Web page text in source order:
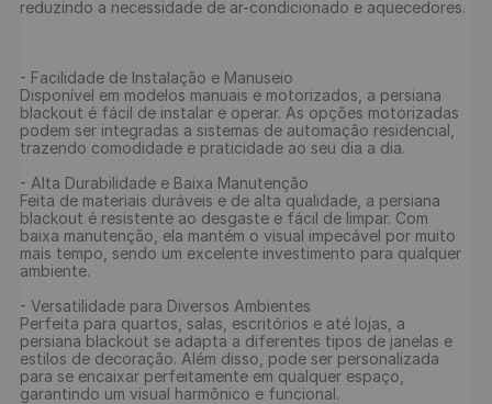
reduzindo a necessidade de ar-condicionado e aquecedores.
- Facilidade de Instalação e Manuseio
Disponível em modelos manuais e motorizados, a persiana
blackout é fácil de instalar e operar. As opções motorizadas
podem ser integradas a sistemas de automação residencial,
trazendo comodidade e praticidade ao seu dia a dia.
- Alta Durabilidade e Baixa Manutenção
Feita de materiais duráveis e de alta qualidade, a persiana
blackout é resistente ao desgaste e fácil de limpar. Com
baixa manutenção, ela mantém o visual impecável por muito
mais tempo, sendo um excelente investimento para qualquer
ambiente.
- Versatilidade para Diversos Ambientes
Perfeita para quartos, salas, escritórios e até lojas, a
persiana blackout se adapta a diferentes tipos de janelas e
estilos de decoração. Além disso, pode ser personalizada
para se encaixar perfeitamente em qualquer espaço,
garantindo um visual harmônico e funcional.